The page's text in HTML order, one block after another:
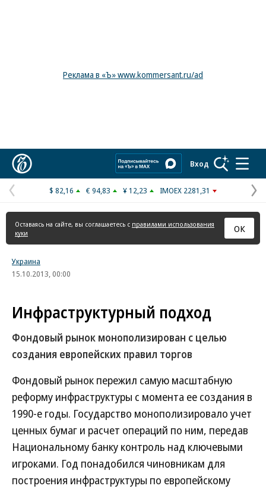
Реклама в «Ъ» www.kommersant.ru/ad
Вход
Предыдущая
страница
$ 82,16 € 94,83 ¥ 12,23 IMOEX 2281,31
Оставаясь на сайте, вы соглашаетесь с правилами использования
куки
ОК
Украина
15.10.2013, 00:00
Инфраструктурный подход
Фондовый рынок монополизирован с целью
создания европейских правил торгов
Фондовый рынок пережил самую масштабную
реформу инфраструктуры с момента ее создания в
1990-е годы. Государство монополизировало учет
ценных бумаг и расчет операций по ним, передав
Национальному банку контроль над ключевыми
игроками. Год понадобился чиновникам для
построения инфраструктуры по европейскому